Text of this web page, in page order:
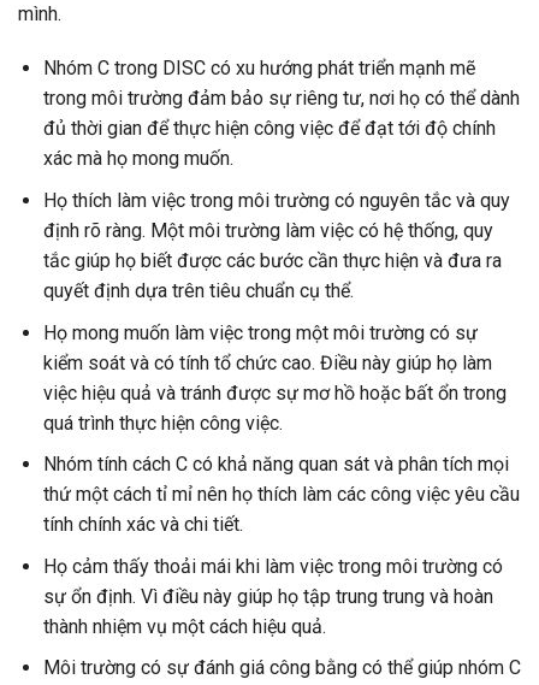
mình.
Nhóm C trong DISC có xu hướng phát triển mạnh mẽ
trong môi trường đảm bảo sự riêng tư, nơi họ có thể dành
đủ thời gian để thực hiện công việc để đạt tới độ chính
xác mà họ mong muốn.
Họ thích làm việc trong môi trường có nguyên tắc và quy
định rõ ràng. Một môi trường làm việc có hệ thống, quy
tắc giúp họ biết được các bước cần thực hiện và đưa ra
quyết định dựa trên tiêu chuẩn cụ thể.
Họ mong muốn làm việc trong một môi trường có sự
kiểm soát và có tính tổ chức cao. Điều này giúp họ làm
việc hiệu quả và tránh được sự mơ hồ hoặc bất ổn trong
quá trình thực hiện công việc.
Nhóm tính cách C có khả năng quan sát và phân tích mọi
thứ một cách tỉ mỉ nên họ thích làm các công việc yêu cầu
tính chính xác và chi tiết.
Họ cảm thấy thoải mái khi làm việc trong môi trường có
sự ổn định. Vì điều này giúp họ tập trung trung và hoàn
thành nhiệm vụ một cách hiệu quả.
Môi trường có sự đánh giá công bằng có thể giúp nhóm C